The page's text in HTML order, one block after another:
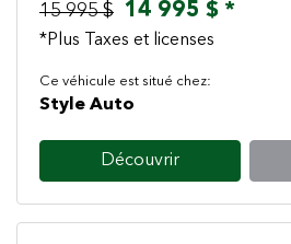
15 995 $ 14 995 $ *
*Plus Taxes et licenses
Ce véhicule est situé chez:
Style Auto
Découvrir